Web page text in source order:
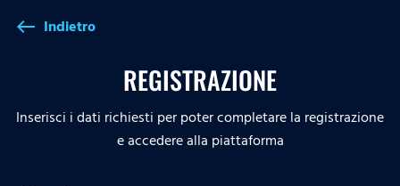
west Indietro
REGISTRAZIONE
Inserisci i dati richiesti per poter completare la registrazione
e accedere alla piattaforma